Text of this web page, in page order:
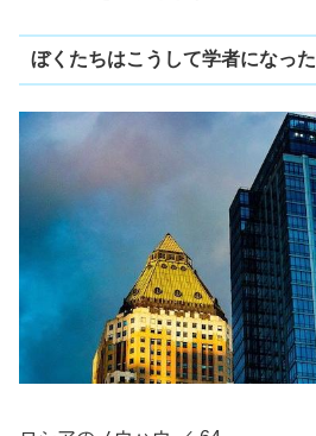
ぼくたちはこうして学者になった